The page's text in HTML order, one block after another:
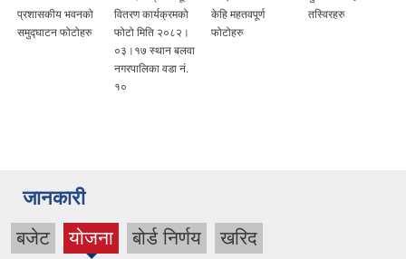
प्रशासकीय भवनको
समुद्घाटन फोटोहरु
वितरण कार्यक्रमको
फोटो मिति २०८२।
०३।१७ स्थान बलवा
नगरपालिका वडा नं.
१०
केहि महतवपूर्ण
फोटोहरु
तस्विरहरु
जानकारी
बजेट योजना
(active
बोर्ड निर्णय खरिद